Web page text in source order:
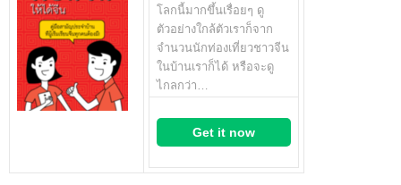
โลกนี้มากขึ้นเรื่อยๆ ดู
ตัวอย่างใกล้ตัวเราก็จาก
จำนวนนักท่องเที่ยวชาวจีน
ในบ้านเราก็ได้ หรือจะดู
ไกลกว่า…
Get it now